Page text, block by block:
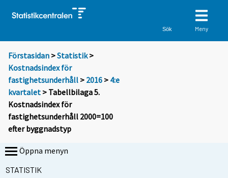
Sök Meny
Förstasidan >Statistik >
Kostnadsindex för
fastighetsunderhåll > 2016 > 4:e
kvartalet > Tabellbilaga 5.
Kostnadsindex för
fastighetsunderhåll 2000=100
efter byggnadstyp
Öppna menyn
STATISTIK